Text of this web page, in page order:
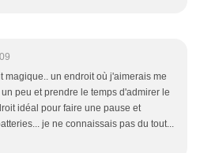
magique.. un endroit où j'aimerais me
peu et prendre le temps d'admirer le
idéal pour faire une pause et
je ne connaissais pas du tout...